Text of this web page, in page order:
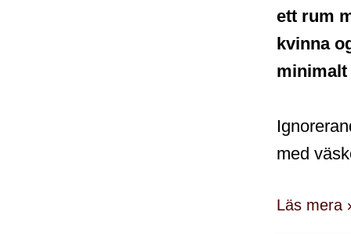
ett rum
kvinna
minimalt
med
Läs mera